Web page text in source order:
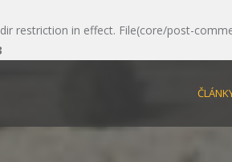
restriction in effect. File(core/post-